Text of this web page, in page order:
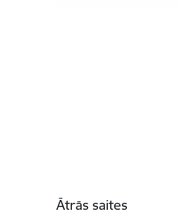
Ātrās saites